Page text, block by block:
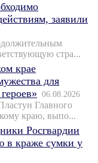
заявили
стра...
крае
для
06.08.2026
Главного
краю, выпо...
Росгвардии
в краже сумки у